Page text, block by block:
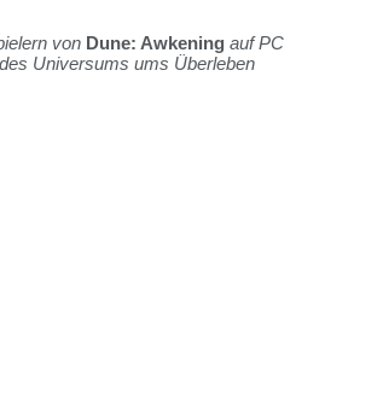
von Dune: Awkening auf PC
Universums ums Überleben